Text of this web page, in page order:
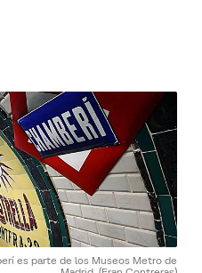
es parte de los Museos Metro de